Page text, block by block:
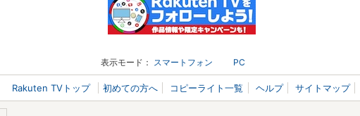
表示モード： スマートフォン PC
Rakuten TVトップ 初めての方へ コピーライト一覧 ヘルプ サイトマップ